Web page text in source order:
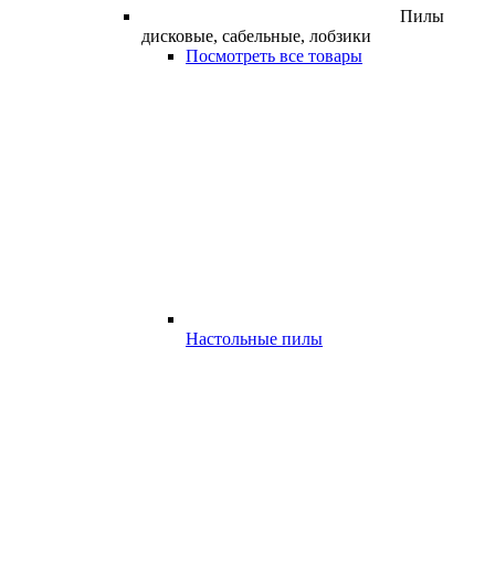
Пилы
дисковые, сабельные, лобзики
Посмотреть все товары
Настольные пилы